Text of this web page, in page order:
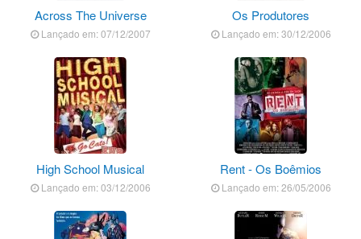
Across The Universe
Lançado em: 07/12/2007
Os Produtores
Lançado em: 30/12/2006
High School Musical
Lançado em: 03/12/2006
Rent - Os Boêmios
Lançado em: 26/05/2006